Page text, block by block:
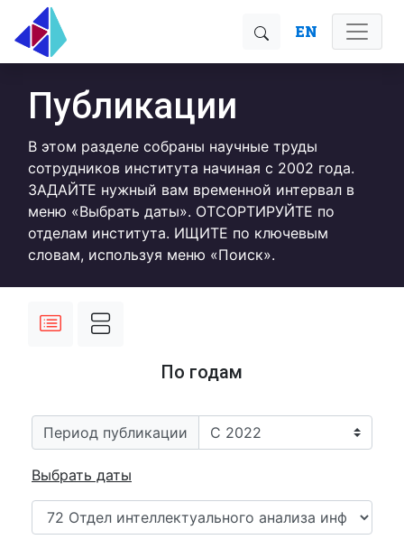
EN
Публикации
В этом разделе собраны научные труды
сотрудников института начиная с 2002 года.
ЗАДАЙТЕ нужный вам временной интервал в
меню «Выбрать даты». ОТСОРТИРУЙТЕ по
отделам института. ИЩИТЕ по ключевым
словам, используя меню «Поиск».
По годам
Период публикации
Выбрать даты